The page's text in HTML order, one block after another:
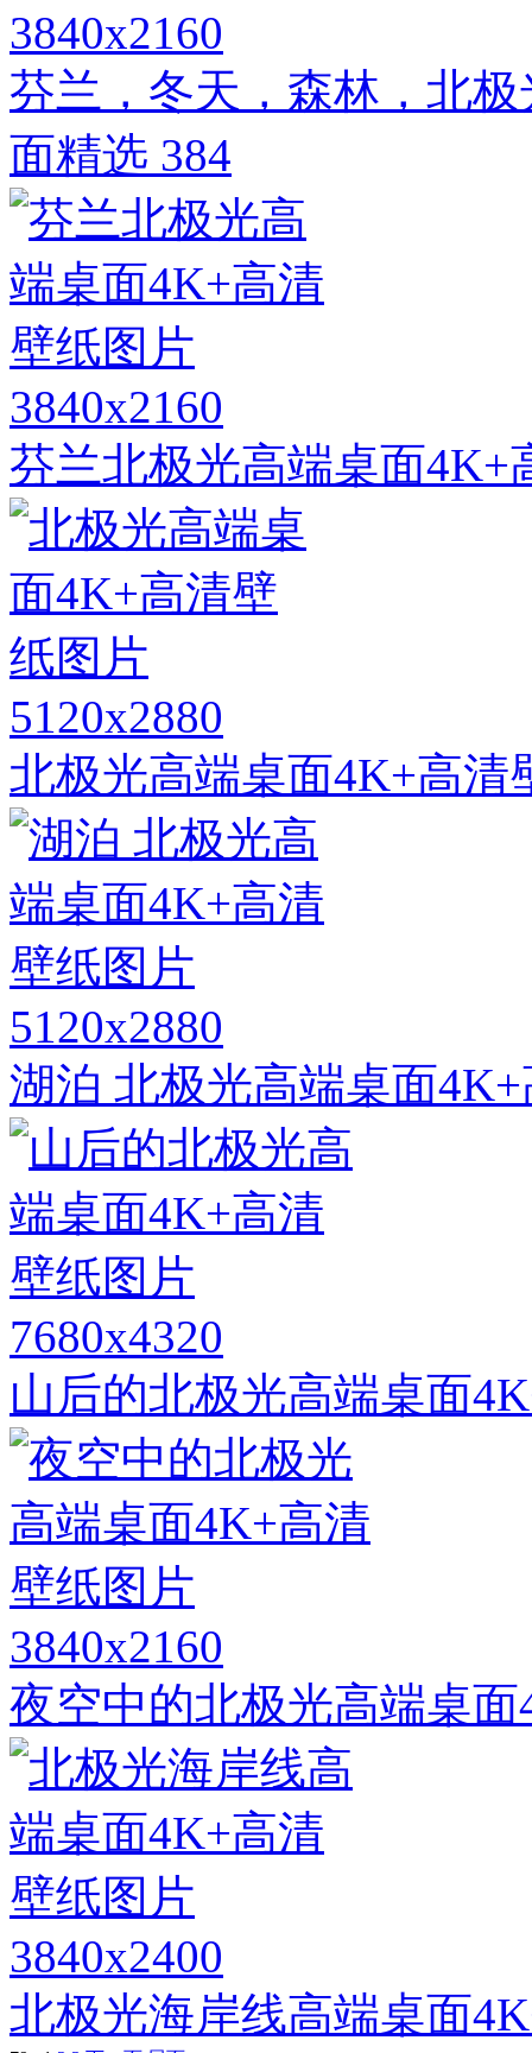
3840x2160
芬兰，冬天，森林，北
面精选 384
3840x2160
芬兰北极光高端桌面4K+
5120x2880
北极光高端桌面4K+高清
5120x2880
湖泊 北极光高端桌面
7680x4320
山后的北极光高端桌面
3840x2160
夜空中的北极光高端桌
3840x2400
北极光海岸线高端桌面